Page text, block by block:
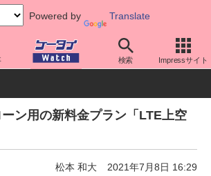
Powered by Translate
検索 Impressサイト
リア ドコモ 料金プラン・割引
ーン用の新料金プラン「LTE上空
松本 和大 2021年7月8日 16:29